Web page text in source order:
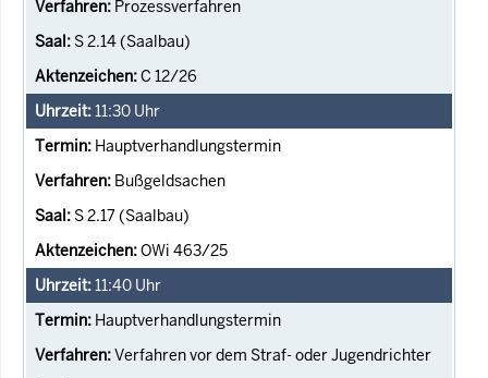
Prozessverfahren
S 2.14 (Saalbau)
C 12/26
11:30 Uhr
Hauptverhandlungstermin
Bußgeldsachen
S 2.17 (Saalbau)
OWi 463/25
11:40 Uhr
Hauptverhandlungstermin
Verfahren vor dem Straf- oder Jugendrichter